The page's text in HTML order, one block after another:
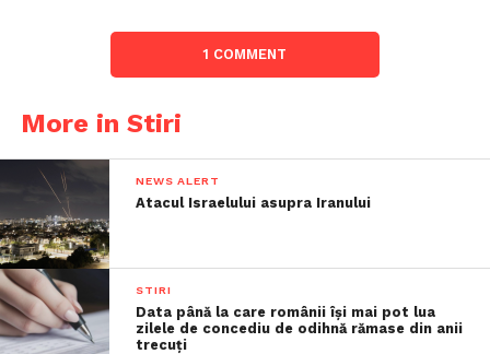
1 COMMENT
More in Stiri
NEWS ALERT
Atacul Israelului asupra Iranului
STIRI
Data până la care românii îşi mai pot lua
zilele de concediu de odihnă rămase din anii
trecuţi